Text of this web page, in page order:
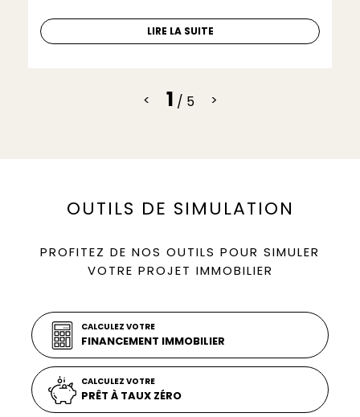
LIRE LA SUITE
< 1 / 5 >
OUTILS DE SIMULATION
PROFITEZ DE NOS OUTILS POUR SIMULER
VOTRE PROJET IMMOBILIER
CALCULEZ VOTRE
FINANCEMENT IMMOBILIER
CALCULEZ VOTRE
PRÊT À TAUX ZÉRO